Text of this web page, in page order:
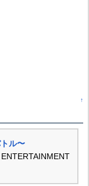
↑
ル〜